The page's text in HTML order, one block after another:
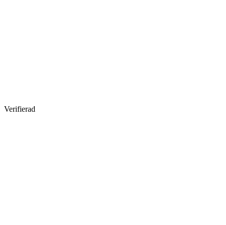
Verifierad